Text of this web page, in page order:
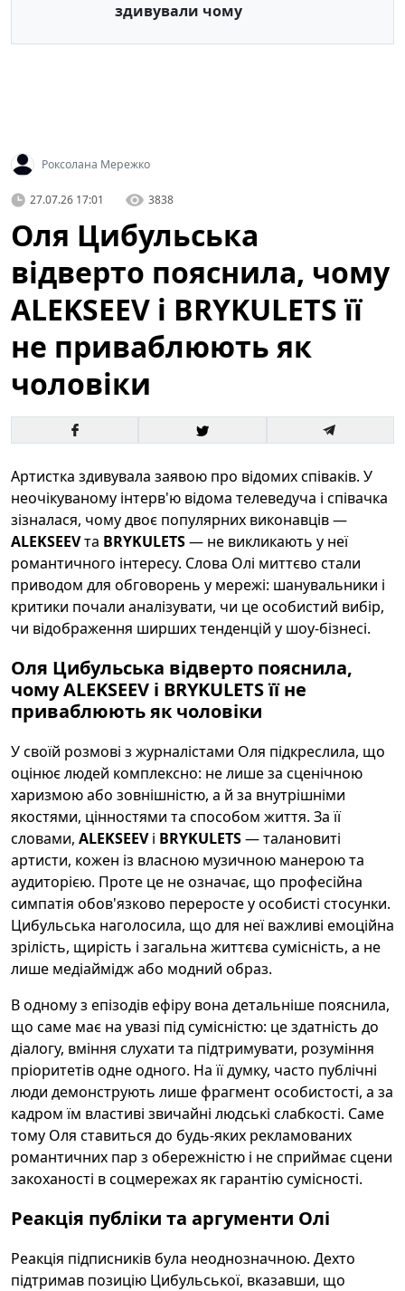
здивували чому
Роксолана Мережко
27.07.26 17:01 3838
Оля Цибульська
відверто пояснила, чому
ALEKSEEV і BRYKULETS її
не приваблюють як
чоловіки
Артистка здивувала заявою про відомих співаків. У
неочікуваному інтерв'ю відома телеведуча і співачка
зізналася, чому двоє популярних виконавців —
ALEKSEEVта BRYKULETS— не викликають у неї
романтичного інтересу. Слова Олі миттєво стали
приводом для обговорень у мережі: шанувальники і
критики почали аналізувати, чи це особистий вибір,
чи відображення ширших тенденцій у шоу-бізнесі.
Оля Цибульська відверто пояснила,
чому ALEKSEEV і BRYKULETS її не
приваблюють як чоловіки
У своїй розмові з журналістами Оля підкреслила, що
оцінює людей комплексно: не лише за сценічною
харизмою або зовнішністю, а й за внутрішніми
якостями, цінностями та способом життя. За її
словами, ALEKSEEVі BRYKULETS— талановиті
артисти, кожен із власною музичною манерою та
аудиторією. Проте це не означає, що професійна
симпатія обов'язково переросте у особисті стосунки.
Цибульська наголосила, що для неї важливі емоційна
зрілість, щирість і загальна життєва сумісність, а не
лише медіаймідж або модний образ.
В одному з епізодів ефіру вона детальніше пояснила,
що саме має на увазі під сумісністю: це здатність до
діалогу, вміння слухати та підтримувати, розуміння
пріоритетів одне одного. На її думку, часто публічні
люди демонструють лише фрагмент особистості, а за
кадром їм властиві звичайні людські слабкості. Саме
тому Оля ставиться до будь-яких рекламованих
романтичних пар з обережністю і не сприймає сцени
закоханості в соцмережах як гарантію сумісності.
Реакція публіки та аргументи Олі
Реакція підписників була неоднозначною. Дехто
підтримав позицію Цибульської, вказавши, що